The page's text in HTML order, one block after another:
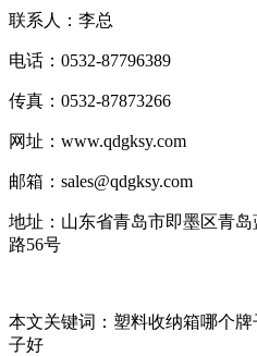
联系人：李总
电话：0532-87796389
传真：0532-87873266
网址：www.qdgksy.com
邮箱：sales@qdgksy.com
地址：山东省青岛市即墨区青
路56号
本文关键词：塑料收纳箱哪个
子好